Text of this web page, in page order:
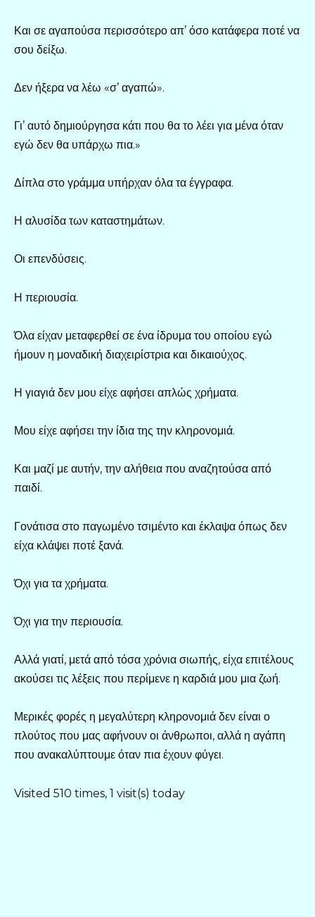
Και σε αγαπούσα περισσότερο απ’ όσο κατάφερα ποτέ να
σου δείξω.
Δεν ήξερα να λέω «σ’ αγαπώ».
Γι’ αυτό δημιούργησα κάτι που θα το λέει για μένα όταν
εγώ δεν θα υπάρχω πια.»
Δίπλα στο γράμμα υπήρχαν όλα τα έγγραφα.
Η αλυσίδα των καταστημάτων.
Οι επενδύσεις.
Η περιουσία.
Όλα είχαν μεταφερθεί σε ένα ίδρυμα του οποίου εγώ
ήμουν η μοναδική διαχειρίστρια και δικαιούχος.
Η γιαγιά δεν μου είχε αφήσει απλώς χρήματα.
Μου είχε αφήσει την ίδια της την κληρονομιά.
Και μαζί με αυτήν, την αλήθεια που αναζητούσα από
παιδί.
Γονάτισα στο παγωμένο τσιμέντο και έκλαψα όπως δεν
είχα κλάψει ποτέ ξανά.
Όχι για τα χρήματα.
Όχι για την περιουσία.
Αλλά γιατί, μετά από τόσα χρόνια σιωπής, είχα επιτέλους
ακούσει τις λέξεις που περίμενε η καρδιά μου μια ζωή.
Μερικές φορές η μεγαλύτερη κληρονομιά δεν είναι ο
πλούτος που μας αφήνουν οι άνθρωποι, αλλά η αγάπη
που ανακαλύπτουμε όταν πια έχουν φύγει.
Visited 510 times, 1 visit(s) today